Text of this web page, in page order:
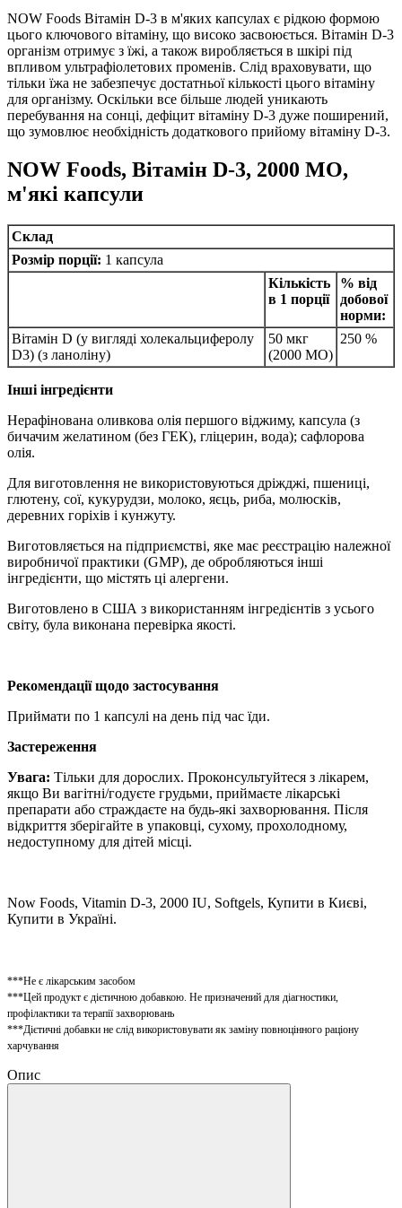
NOW Foods Вітамін D-3 в м'яких капсулах є рідкою формою
цього ключового вітаміну, що високо засвоюється. Вітамін D-3
організм отримує з їжі, а також виробляється в шкірі під
впливом ультрафіолетових променів. Слід враховувати, що
тільки їжа не забезпечує достатньої кількості цього вітаміну
для організму. Оскільки все більше людей уникають
перебування на сонці, дефіцит вітаміну D-3 дуже поширений,
що зумовлює необхідність додаткового прийому вітаміну D-3.
NOW Foods, Вітамін D-3, 2000 МО,
м'які капсули
Склад
Розмір порції: 1 капсула
Кількість
в 1 порції
% від
добової
норми:
Вітамін D (у вигляді холекальциферолу
D3) (з ланоліну)
50 мкг
(2000 МО)
250 %
Інші інгредієнти
Нерафінована оливкова олія першого віджиму, капсула (з
бичачим желатином (без ГЕК), гліцерин, вода); сафлорова
олія.
Для виготовлення не використовуються дріжджі, пшениці,
глютену, сої, кукурудзи, молоко, яєць, риба, молюсків,
деревних горіхів і кунжуту.
Виготовляється на підприємстві, яке має реєстрацію належної
виробничої практики (GMP), де обробляються інші
інгредієнти, що містять ці алергени.
Виготовлено в США з використанням інгредієнтів з усього
світу, була виконана перевірка якості.
Рекомендації щодо застосування
Приймати по 1 капсулі на день під час їди.
Застереження
Увага: Тільки для дорослих. Проконсультуйтеся з лікарем,
якщо Ви вагітні/годуєте грудьми, приймаєте лікарські
препарати або страждаєте на будь-які захворювання. Після
відкриття зберігайте в упаковці, сухому, прохолодному,
недоступному для дітей місці.
Now Foods, Vitamin D-3, 2000 IU, Softgels, Купити в Києві,
Купити в Україні.
***Не є лікарським засобом
***Цей продукт є дієтичною добавкою. Не призначений для діагностики,
профілактики та терапії захворювань
***Дієтичні добавки не слід використовувати як заміну повноцінного раціону
харчування
Опис